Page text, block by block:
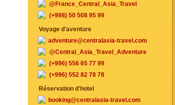
@France_Central_Asia_Travel
(+998) 50 508 95 99
Voyage d'aventure
adventure@centralasia-travel.com
@Central_Asia_Travel_Adventure
(+996) 556 65 77 99
(+996) 552 82 78 78
Réservation d'hotel
booking@centralasia-travel.com